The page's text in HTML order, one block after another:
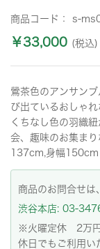
商品コード： s-
￥33,000 (税込)
鶯茶色のアンサン
び出ているおしゃ
くちなし色の羽織
会、趣味のお集ま
137cm,身幅150cm
商品のお問合せは
渋谷本店: 03-
※火曜定休 2万円
休日でもご利用い